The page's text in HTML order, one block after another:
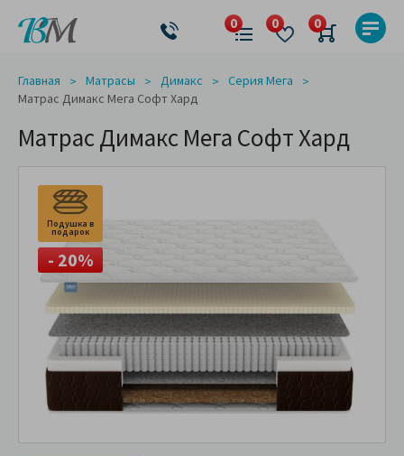
Главная Матрасы Димакс
Серия Мега
Матрас Димакс Мега Софт Хард
Матрас Димакс Мега Софт Хард
Подушка в
подарок
- 20%